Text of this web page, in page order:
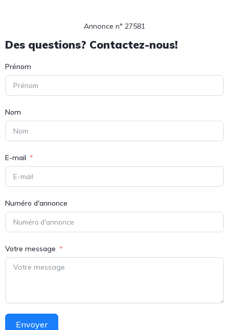
Annonce n° 27581
Des questions? Contactez-nous!
Prénom
Nom
E-mail
Numéro d'annonce
Votre message
Envoyer